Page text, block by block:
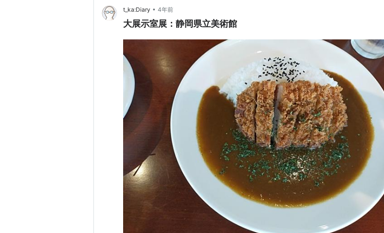
(<、,,> ":::::::::::::::::::::::::::: 、
〃:::::::::::::::::::::::::::::::::::::::::＜、　 　 ど　ロ　こ
~そ:::::::::::::::::::::::::::::::::::::::::::::::::::::,）
も　リ　の
、_　,, /::::::::::::::::::::::::、,ゝ=＝=く:::::::,:::::ヽ　 め　コ
`V::::::::::::::::::::、_γ　　　　　 ｀ヾ,_　＜　！　ン
ｌ::::::::::::::::::::::く( 　 r,J三;ヾ 　　)>　く,
〜v,ん:::::::::::::::´:::::::=; {三●;= } 　,=ニ ｀／l／!／⌒Y
l:::::::::::::::::::::::::::::ゝ≡三＝イ
´::::゛:::::::::::::::::::::::::::::::
,ゞ::::::::::::::::::::::::::::::::::::::::::::::::::::::::::::::::::::::
::::::::::::::::::
´　" ~
ヘ:::::::::::::::::::::::::::::::::::::::::::::::::::::::::::::::::::::::
t_ka:Diary • 4年前
大展示室展：静岡県立美術館